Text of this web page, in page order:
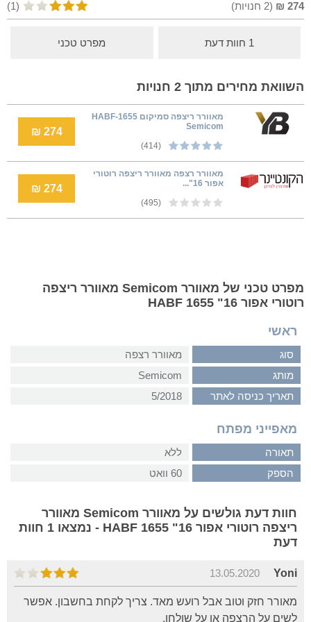
274
₪
(
2 חנויות) (1)
1 חוות דעת מפרט טכני
השוואת מחירים מתוך 2 חנויות
מאוורר ריצפה סמיקום HABF-1655
Semicom
(414)
274 ₪
מאוורר רצפה מאוורר ריצפה רוטורי
אפור 16"...
(495)
274 ₪
מפרט טכני של מאוורר Semicom מאוורר ריצפה
רוטורי אפור 16" HABF 1655
ראשי
סוג
מאוורר רצפה
מותג
Semicom
תאריך כניסה לאתר
5/2018
מאפייני מפתח
תאורה
ללא
הספק
60 וואט
חוות דעת גולשים על מאוורר Semicom מאוורר
ריצפה רוטורי אפור 16" HABF 1655 - נמצאו 1 חוות
דעת
Yoni
13.05.2020
מאורר חזק וטוב אבל רועש מאד. צריך לקחת בחשבון. אפשר
לשים על הרצפה או על שולחן.